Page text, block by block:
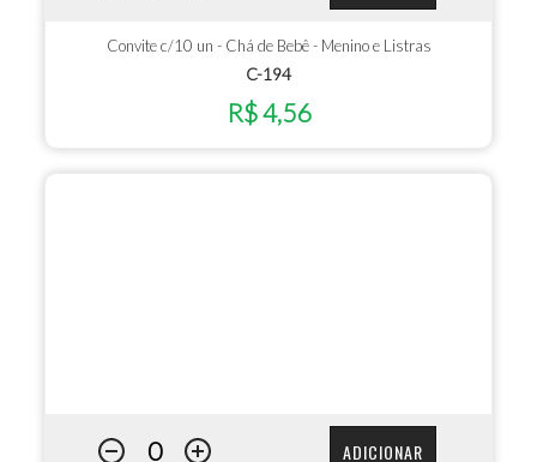
Convite c/10 un - Chá de Bebê - Menino e Listras
C-194
R$ 4,56
ADICIONAR